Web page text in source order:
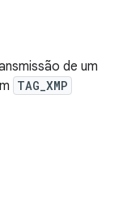
de um
TAG_XMP